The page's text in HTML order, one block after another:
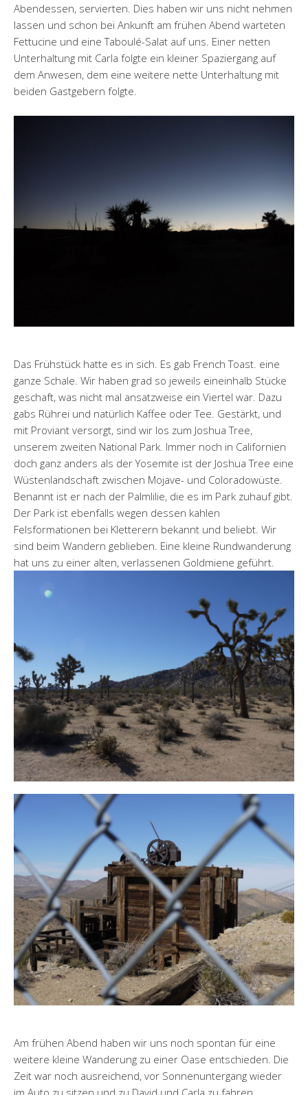
Abendessen, servierten. Dies haben wir uns nicht nehmen
lassen und schon bei Ankunft am frühen Abend warteten
Fettucine und eine Taboulé-Salat auf uns. Einer netten
Unterhaltung mit Carla folgte ein kleiner Spaziergang auf
dem Anwesen, dem eine weitere nette Unterhaltung mit
beiden Gastgebern folgte.
Das Frühstück hatte es in sich. Es gab French Toast. eine
ganze Schale. Wir haben grad so jeweils eineinhalb Stücke
geschaft, was nicht mal ansatzweise ein Viertel war. Dazu
gabs Rührei und natürlich Kaffee oder Tee. Gestärkt, und
mit Proviant versorgt, sind wir los zum Joshua Tree,
unserem zweiten National Park. Immer noch in Californien
doch ganz anders als der Yosemite ist der Joshua Tree eine
Wüstenlandschaft zwischen Mojave- und Coloradowüste.
Benannt ist er nach der Palmlilie, die es im Park zuhauf gibt.
Der Park ist ebenfalls wegen dessen kahlen
Felsformationen bei Kletterern bekannt und beliebt. Wir
sind beim Wandern geblieben. Eine kleine Rundwanderung
hat uns zu einer alten, verlassenen Goldmiene geführt.
Am frühen Abend haben wir uns noch spontan für eine
weitere kleine Wanderung zu einer Oase entschieden. Die
Zeit war noch ausreichend, vor Sonnenuntergang wieder
im Auto zu sitzen und zu David und Carla zu fahren.